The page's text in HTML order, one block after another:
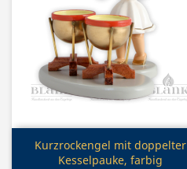
Vorschau
Kurzrockengel mit doppelter
Kesselpauke, farbig